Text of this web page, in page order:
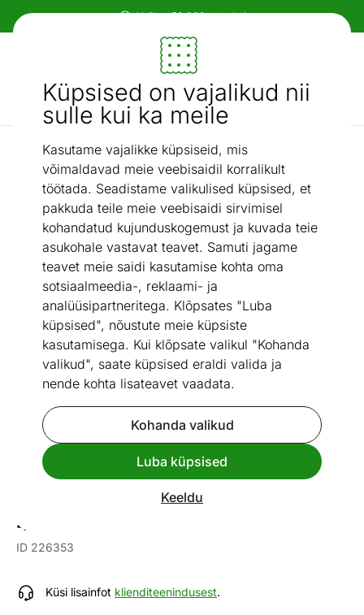
Küpsised on vajalikud nii
sulle kui ka meile
Kasutame vajalikke küpsiseid, mis
võimaldavad meie veebisaidil korralikult
töötada. Seadistame valikulised küpsised, et
pakkuda teile meie veebisaidi sirvimisel
kohandatud kujunduskogemust ja kuvada teie
asukohale vastavat teavet. Samuti jagame
teavet meie saidi kasutamise kohta oma
sotsiaalmeedia-, reklaami- ja
analüüsipartneritega. Klõpsates "Luba
küpsised", nõustute meie küpsiste
kasutamisega. Kui klõpsate valikul "Kohanda
valikud", saate küpsised eraldi valida ja
nende kohta lisateavet vaadata.
Kohanda valikud
Luba küpsised
Keeldu
Mööbel ja sisustus - ON24
Otsi...
AI otsing
Valgustid ja sisustuskaubad
/ Põrandapeegel Mondeo 40x160 cm
Põrandapeegel Mondeo
40x160 cm
ID 226353
Küsi lisainfot klienditeenindusest.